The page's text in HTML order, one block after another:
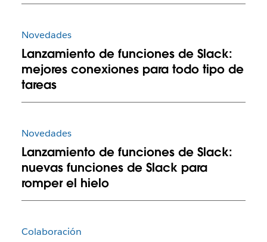
Novedades
Lanzamiento de funciones de Slack:
mejores conexiones para todo tipo de
tareas
Novedades
Lanzamiento de funciones de Slack:
nuevas funciones de Slack para
romper el hielo
Colaboración